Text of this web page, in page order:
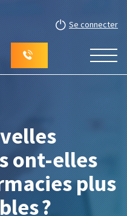
Se connecter
ont-elles
plus
?